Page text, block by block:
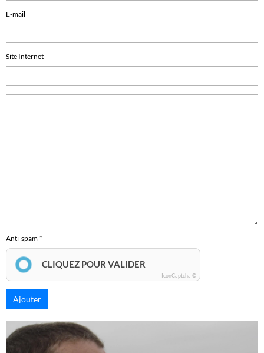
E-mail
Site Internet
Anti-spam
CLIQUEZ POUR VALIDER
IconCaptcha ©
Ajouter